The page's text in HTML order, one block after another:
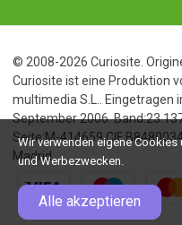
© 2008-2026 Curiosite.
Curiosite ist eine Produktion
multimedia S.L.. Eingetragen
September 2006.
Seite:M-414659
Madrid
Wir verwenden eigene
und Werbezwecken.
Alle akzeptieren